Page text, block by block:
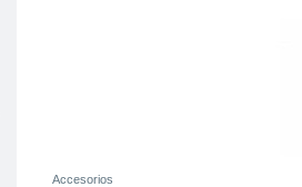
Accesorios